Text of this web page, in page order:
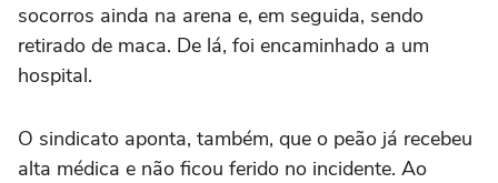
socorros ainda na arena e, em seguida, sendo
retirado de maca. De lá, foi encaminhado a um
hospital.
O sindicato aponta, também, que o peão já recebeu
alta médica e não ficou ferido no incidente. Ao